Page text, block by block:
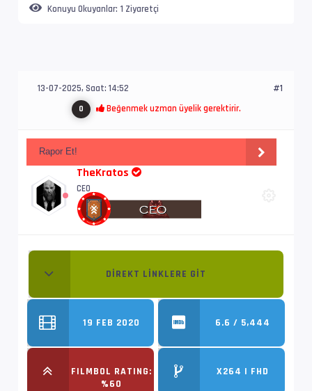
Konuyu Okuyanlar: 1 Ziyaretçi
13-07-2025, Saat: 14:52
0 Beğenmek uzman üyelik gerektirir.
#1
Rapor Et!
TheKratos
CEO
DIREKT LINKLERE GIT
19 FEB 2020 6.6 / 5,444
FILMBOL RATING:
%60
X264 | FHD